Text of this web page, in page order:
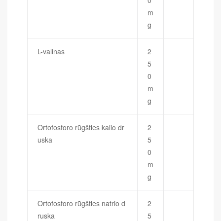
m
g
L-valinas
2
5
0
m
g
Ortofosforo rūgšties kalio dr
uska
2
5
0
m
g
Ortofosforo rūgšties natrio d
ruska
2
5